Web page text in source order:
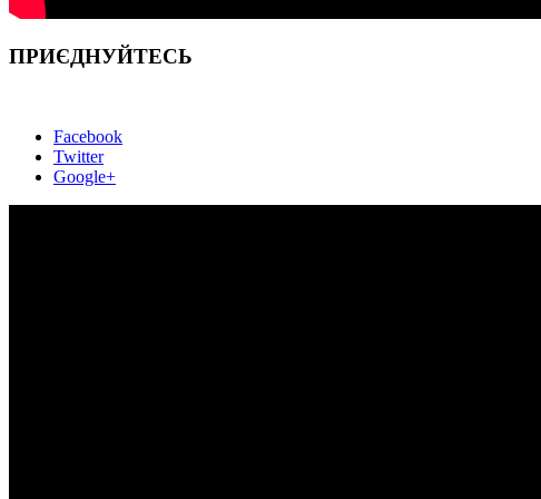
ПРИЄДНУЙТЕСЬ
Facebook
Twitter
Google+